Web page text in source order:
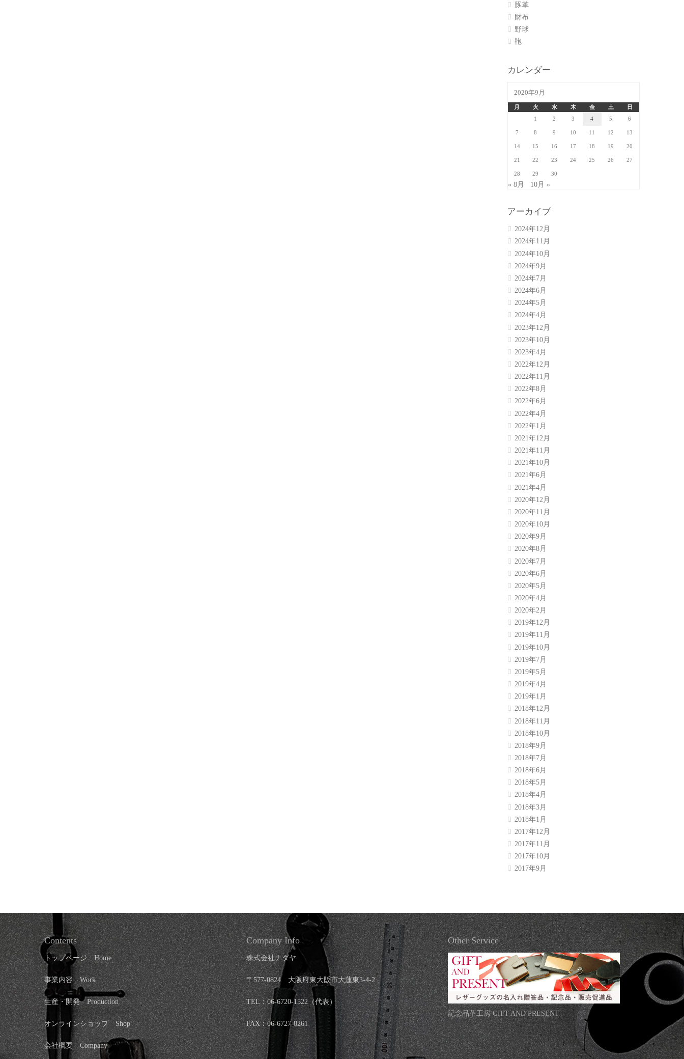
豚革
財布
野球
鞄
カレンダー
2020年9月
月 火 水 木 金 土
日
1
2 3 4 5 6
7 8 9 10 11 12 13
14 15 16 17 18 19 20
21 22 23 24 25 26 27
28 29 30
« 8月 10月 »
アーカイブ
2024年12月
2024年11月
2024年10月
2024年9月
2024年7月
2024年6月
2024年5月
2024年4月
2023年12月
2023年10月
2023年4月
2022年12月
2022年11月
2022年8月
2022年6月
2022年4月
2022年1月
2021年12月
2021年11月
2021年10月
2021年6月
2021年4月
2020年12月
2020年11月
2020年10月
2020年9月
2020年8月
2020年7月
2020年6月
2020年5月
2020年4月
2020年2月
2019年12月
2019年11月
2019年10月
2019年7月
2019年5月
2019年4月
2019年1月
2018年12月
2018年11月
2018年10月
2018年9月
2018年7月
2018年6月
2018年5月
2018年4月
2018年3月
2018年1月
2017年12月
2017年11月
2017年10月
2017年9月
Contents
トップページHome
事業内容 Work
生産・開発 Production
オンラインショップShop
会社概要Company
Company Info
株式会社ナダヤ
〒577-0824 大阪府東大阪市大蓮東3-4-2
TEL：06-6720-1522（代表）
FAX：06-6727-8261
Other Service
記念品革工房 GIFT AND PRESENT